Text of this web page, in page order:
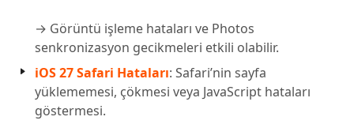
→ Görüntü işleme hataları ve Photos
senkronizasyon gecikmeleri etkili olabilir.
iOS 27 Safari Hataları: Safari’nin sayfa
yüklememesi, çökmesi veya JavaScript hataları
göstermesi.